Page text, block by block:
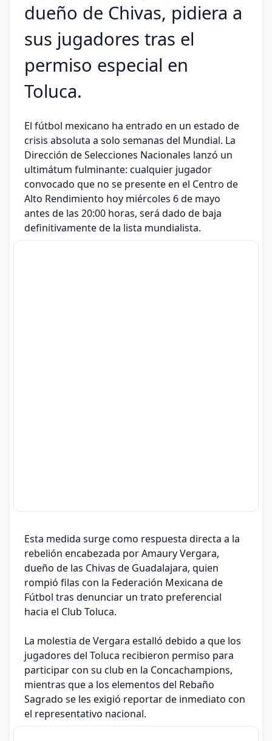
dueño de Chivas, pidiera a
sus jugadores tras el
permiso especial en
Toluca.
El fútbol mexicano ha entrado en un estado de
crisis absoluta a solo semanas del Mundial. La
Dirección de Selecciones Nacionales lanzó un
ultimátum fulminante: cualquier jugador
convocado que no se presente en el Centro de
Alto Rendimiento hoy miércoles 6 de mayo
antes de las 20:00 horas, será dado de baja
definitivamente de la lista mundialista.
Esta medida surge como respuesta directa a la
rebelión encabezada por Amaury Vergara,
dueño de las Chivas de Guadalajara, quien
rompió filas con la Federación Mexicana de
Fútbol tras denunciar un trato preferencial
hacia el Club Toluca.
La molestia de Vergara estalló debido a que los
jugadores del Toluca recibieron permiso para
participar con su club en la Concachampions,
mientras que a los elementos del Rebaño
Sagrado se les exigió reportar de inmediato con
el representativo nacional.